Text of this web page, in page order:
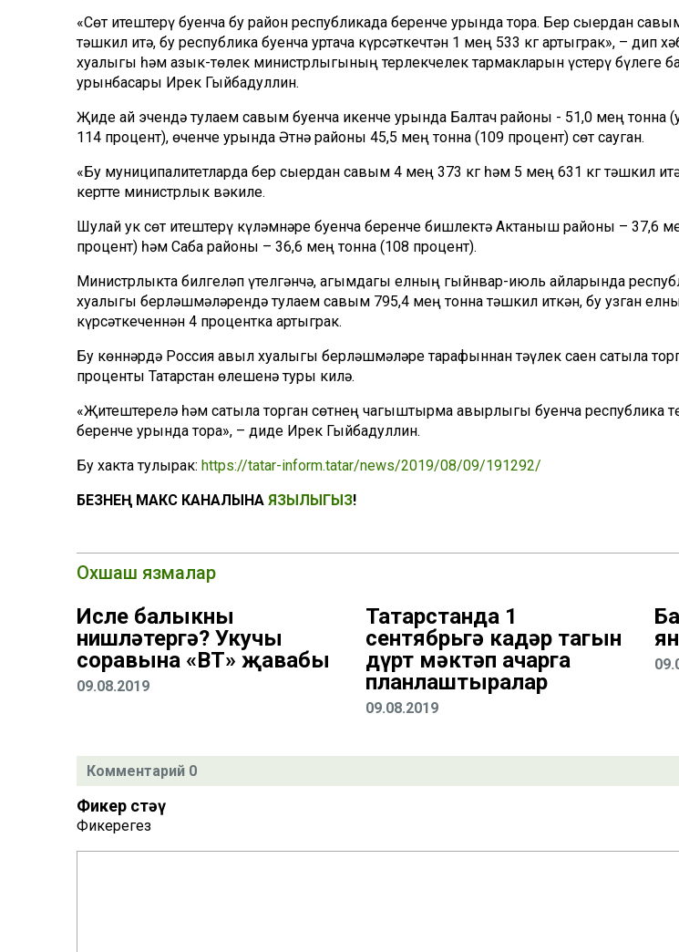
«Сөт җитештерү буенча бу район республикада беренче урында тора. Бер сыердан
тәшкил итә, бу республика буенча уртача күрсәткечтән 1 мең 533 кг артыграк», – дип
хуҗалыгы һәм азык-төлек министрлыгының терлекчелек тармакларын үстерү бүлеге
урынбасары Ирек Гыйбадуллин.
Җиде ай эчендә тулаем савым буенча икенче урында Балтач районы - 51,0 мең тонна
114 процент), өченче урында Әтнә районы 45,5 мең тонна (109 процент) сөт сауган.
«Бу муниципалитетларда бер сыердан савым 4 мең 373 кг һәм 5 мең 631 кг тәшкил
кертте министрлык вәкиле.
Шулай ук сөт җитештерү күләмнәре буенча беренче бишлектә Актаныш районы – 37,6
процент) һәм Саба районы – 36,6 мең тонна (108 процент).
Министрлыкта билгеләп үтелгәнчә, агымдагы елның гыйнвар-июль айларында
хуҗалыгы берләшмәләрендә тулаем савым 795,4 мең тонна тәшкил иткән, бу узган
күрсәткеченнән 4 процентка артыграк.
Бу көннәрдә Россия авыл хуҗалыгы берләшмәләре тарафыннан тәүлек саен сатыла
проценты Татарстан өлешенә туры килә.
«Җитештерелә һәм сатыла торган сөтнең чагыштырма авырлыгы буенча республика
беренче урында тора», – диде Ирек Гыйбадуллин.
Бу хакта тулырак: https://tatar-inform.tatar/news/2019/08/09/191292/
БЕЗНЕҢ МАКС КАНАЛЫНА ЯЗЫЛЫГЫЗ!
Охшаш язмалар
Исле балыкны
нишләтергә? Укучы
соравына «ВТ» җавабы
09.08.2019
Татарстанда 1
сентябрьгә кадәр тагын
дүрт мәктәп ачарга
планлаштыралар
09.08.2019
Комментарий 0
Фикер өстәү
Фикерегез